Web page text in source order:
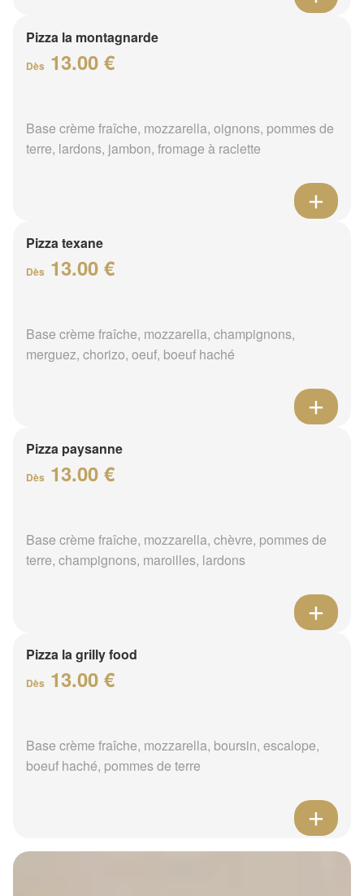
Pizza la montagnarde
Dès 13.00 €
Base crème fraîche, mozzarella, oignons, pommes de
terre, lardons, jambon, fromage à raclette
Pizza texane
Dès 13.00 €
Base crème fraîche, mozzarella, champignons,
merguez, chorizo, oeuf, boeuf haché
Pizza paysanne
Dès 13.00 €
Base crème fraîche, mozzarella, chèvre, pommes de
terre, champignons, maroilles, lardons
Pizza la grilly food
Dès 13.00 €
Base crème fraîche, mozzarella, boursin, escalope,
boeuf haché, pommes de terre